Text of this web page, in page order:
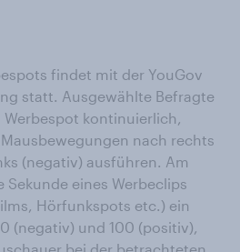
findet mit der YouGov
statt. Ausgewählte Befragte
kontinuierlich,
nach rechts
(negativ) ausführen. Am
Sekunde eines Werbeclips
Hörfunkspots etc.) ein
(negativ) und 100 (positiv),